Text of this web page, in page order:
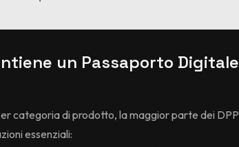
un Passaporto Digitale
categoria di prodotto, la maggior parte dei DPP
essenziali: